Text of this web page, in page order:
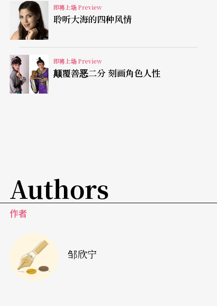
果可说互蒙其利。
此外，钮扣们也为国内舞蹈学生举行工作坊，分享
他们在国外所吸取的养分，无论是身体技巧的学习
或异国生活的冲击与刺激，或许将在日后刺激出另
一群舞蹈创作新秀。对培育下一代怀抱使命感的何
即将上场 Preview
聆听大海的四种风情
即将上场 Preview
颠覆善恶二分 刻画角色人性
Authors
作者
邹欣宁